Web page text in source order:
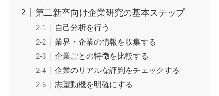
第二新卒向け企業研究の基本ステップ
自己分析を行う
業界・企業の情報を収集する
企業ごとの特徴を比較する
企業のリアルな評判をチェックする
志望動機を明確にする